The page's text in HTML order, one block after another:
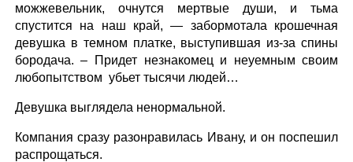
можжевельник, очнутся мертвые души, и тьма
спустится на наш край, — забормотала крошечная
девушка в темном платке, выступившая из-за спины
бородача. – Придет незнакомец и неуемным своим
любопытством убьет тысячи людей…
Девушка выглядела ненормальной.
Компания сразу разонравилась Ивану, и он поспешил
распрощаться.